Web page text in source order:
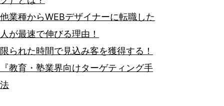
他業種からWEBデザイナーに転職した
人が最速で伸びる理由！
限られた時間で見込み客を獲得する！
『教育・塾業界向けターゲティング手
法